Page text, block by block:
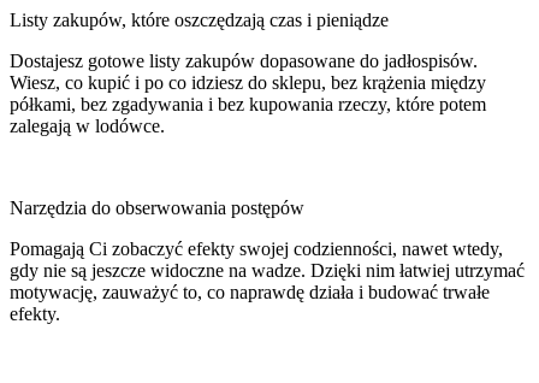
Listy zakupów, które oszczędzają czas i pieniądze
Dostajesz gotowe listy zakupów dopasowane do jadłospisów.
Wiesz, co kupić i po co idziesz do sklepu, bez krążenia między
półkami, bez zgadywania i bez kupowania rzeczy, które potem
zalegają w lodówce.
Narzędzia do obserwowania postępów
Pomagają Ci zobaczyć efekty swojej codzienności, nawet wtedy,
gdy nie są jeszcze widoczne na wadze. Dzięki nim łatwiej utrzymać
motywację, zauważyć to, co naprawdę działa i budować trwałe
efekty.